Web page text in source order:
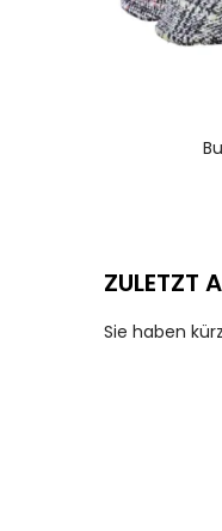
ZULETZT
Sie haben